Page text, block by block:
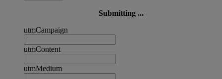
Submitting ...
utmCampaign
utmContent
utmMedium